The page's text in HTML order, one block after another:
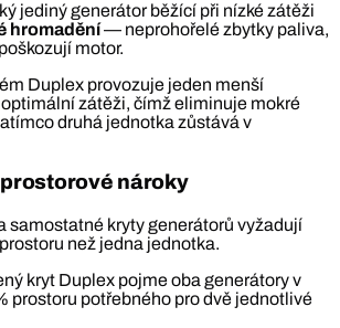
jediný generátor běžící při nízké zátěži
hromadění— neprohořelé zbytky paliva,
motor.
Duplex provozuje jeden menší
zátěži, čímž eliminuje mokré
druhá jednotka zůstává v
nároky
samostatné kryty generátorů vyžadují
než jedna jednotka.
kryt Duplex pojme oba generátory v
prostoru potřebného pro dvě jednotlivé